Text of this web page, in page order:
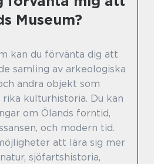
Museum?
kan du förvänta dig att
samling av arkeologiska
andra objekt som
kulturhistoria. Du kan
om Ölands forntid,
och modern tid.
att lära sig mer
sjöfartshistoria,